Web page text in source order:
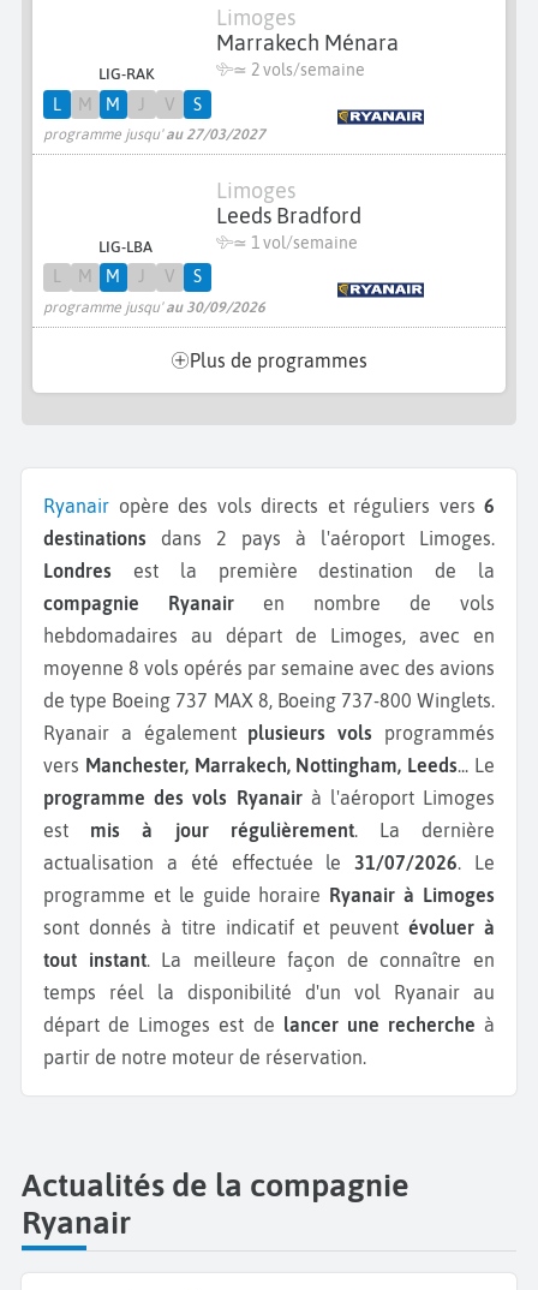
LIG-RAK
Limoges
Marrakech Ménara
≃ 2 vols/semaine
programme jusqu'au 27/03/2027
L M M V S
LIG-LBA
Limoges
Leeds Bradford
≃ 1 vol/semaine
programme jusqu'au 30/09/2026
L M M J V S
Plus de programmes
Ryanair opère des vols directs et réguliers vers 6
destinations dans 2 pays à l'aéroport Limoges.
Londres est la première destination de la
compagnie Ryanair en nombre de vols
hebdomadaires au départ de Limoges, avec en
moyenne 8 vols opérés par semaine avec des avions
de type Boeing 737 MAX 8, Boeing 737-800 Winglets.
Ryanair a également plusieurs vols programmés
vers Manchester, Marrakech, Nottingham, Leeds... Le
programme des vols Ryanairà l'aéroport Limoges
est mis à jour régulièrement. La dernière
actualisation a été effectuée le31/07/2026. Le
programme et le guide horaire Ryanair à Limoges
sont donnés à titre indicatif et peuventévoluer à
tout instant. La meilleure façon de connaître en
temps réel la disponibilité d'un vol Ryanair au
départ de Limoges est de lancer une recherche à
partir de notre moteur de réservation.
Actualités de la compagnie
Ryanair